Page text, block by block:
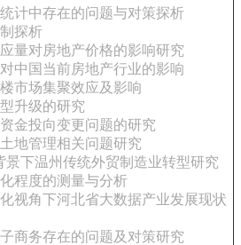
计中存在的问题与对策探析
探析
量对房地产价格的影响研究
中国当前房地产行业的影响
市场集聚效应及影响
升级的研究
金投向变更问题的研究
地管理相关问题研究
景下温州传统外贸制造业转型研究
程度的测量与分析
视角下河北省大数据产业发展现状
商务存在的问题及对策研究